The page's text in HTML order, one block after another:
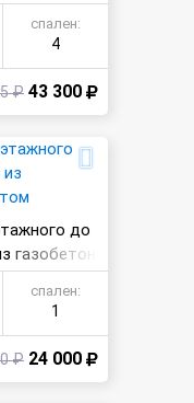
спален:
4
₽ 43 300
до
газобетон
спален:
1
₽ 24 000